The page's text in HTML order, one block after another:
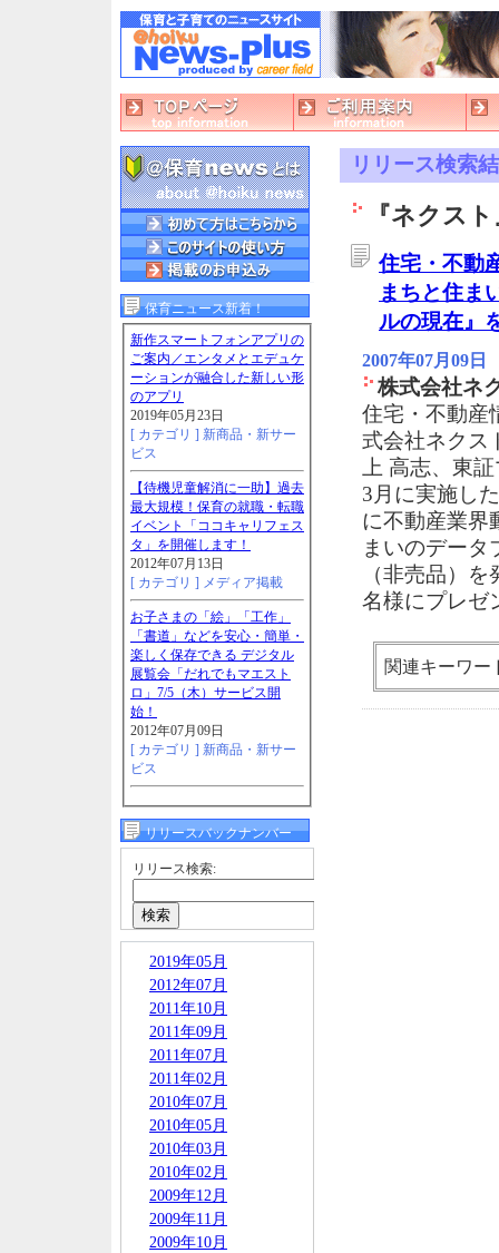
保育ニュース新着！
新作スマートフォンアプリの
ご案内／エンタメとエデュケ
ーションが融合した新しい形
のアプリ
2019年05月23日
[ カテゴリ ] 新商品・新サー
ビス
【待機児童解消に一助】過去
最大規模！保育の就職・転職
イベント「ココキャリフェス
タ」を開催します！
2012年07月13日
[ カテゴリ ] メディア掲載
お子さまの「絵」「工作」
「書道」などを安心・簡単・
楽しく保存できる デジタル
展覧会「だれでもマエスト
ロ」7/5（木）サービス開
始！
2012年07月09日
[ カテゴリ ] 新商品・新サー
ビス
リリースバックナンバー
リリース検索:
2019年05月
2012年07月
2011年10月
2011年09月
2011年07月
2011年02月
2010年07月
2010年05月
2010年03月
2010年02月
2009年12月
2009年11月
2009年10月
リリース検索
『ネクス
住宅・不動
まちと住ま
ルの現在』
2007年07月09日
株式会社ネ
住宅・不動産
式会社ネクス
上 高志、東
3月に実施し
に不動産業界
まいのデータ
（非売品）
名様にプレゼ
関連キーワー